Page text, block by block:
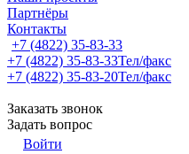
Партнёры
Контакты
+7 (4822) 35-83-33
+7 (4822) 35-83-33Тел/факс
+7 (4822) 35-83-20Тел/факс
Заказать звонок
Задать вопрос
Войти